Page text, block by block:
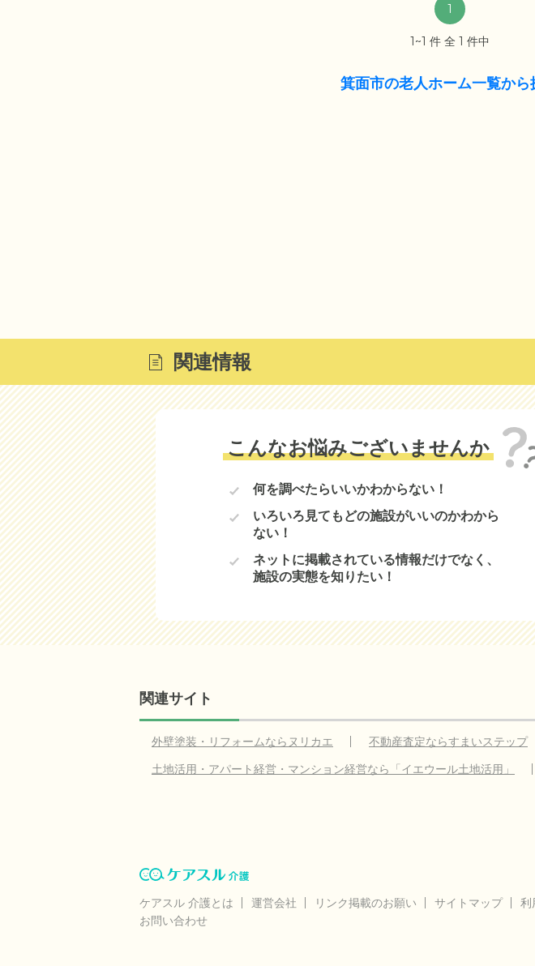
1
1~1 件 全 1 件中
箕面市の老人ホーム一覧から
関連情報
こんなお悩みございませんか
何を調べたらいいかわからない！
いろいろ見てもどの施設がいいのかわから
ない！
ネットに掲載されている情報だけでなく、
施設の実態を知りたい！
関連サイト
外壁塗装・リフォームならヌリカエ 不動産査定ならすまいステップ
土地活用・アパート経営・マンション経営なら「イエウール土地活用」
ケアスル 介護とは 運営会社 リンク掲載のお願い サイトマップ 利
お問い合わせ